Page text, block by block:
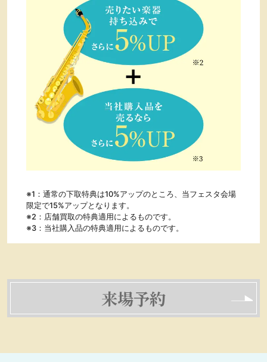
※1：通常の下取特典は10%アップのところ、当フェスタ会場
限定で15%アップとなります。
※2：店舗買取の特典適用によるものです。
※3：当社購入品の特典適用によるものです。
来場予約